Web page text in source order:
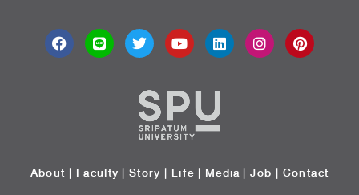
About | Faculty | Story | Life | Media |Job | Contact